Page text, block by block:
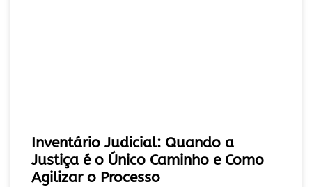
Inventário Judicial: Quando a
Justiça é o Único Caminho e Como
Agilizar o Processo